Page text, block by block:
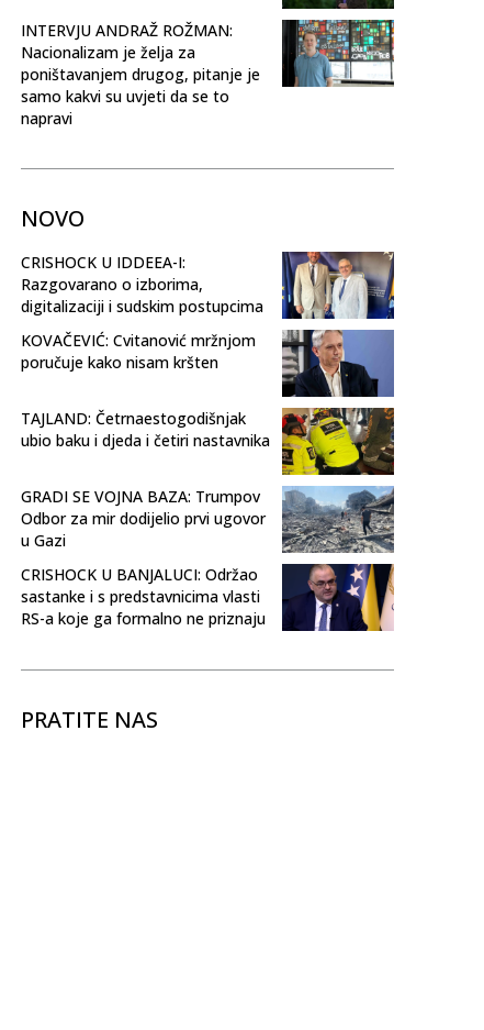
INTERVJU ANDRAŽ ROŽMAN:
Nacionalizam je želja za
poništavanjem drugog, pitanje je
samo kakvi su uvjeti da se to
napravi
NOVO
CRISHOCK U IDDEEA-I:
Razgovarano o izborima,
digitalizaciji i sudskim postupcima
KOVAČEVIĆ: Cvitanović mržnjom
poručuje kako nisam kršten
TAJLAND: Četrnaestogodišnjak
ubio baku i djeda i četiri nastavnika
GRADI SE VOJNA BAZA: Trumpov
Odbor za mir dodijelio prvi ugovor
u Gazi
CRISHOCK U BANJALUCI: Održao
sastanke i s predstavnicima vlasti
RS-a koje ga formalno ne priznaju
PRATITE NAS